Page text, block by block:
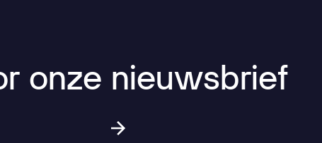
onze nieuwsbrief